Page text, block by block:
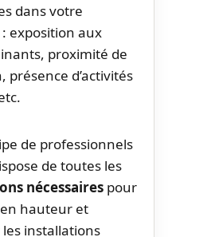
dans votre
exposition aux
proximité de
présence d’activités
de professionnels
de toutes les
nécessaires pour
hauteur et
installations